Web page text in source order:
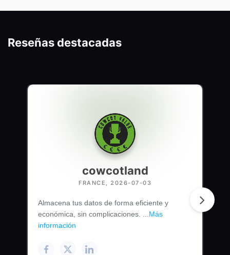
Reseñas destacadas
cowcotland
FRANCE, 2026-07-03
Almacena tus datos de forma eficiente y
económica, sin complicaciones. ... Más
información